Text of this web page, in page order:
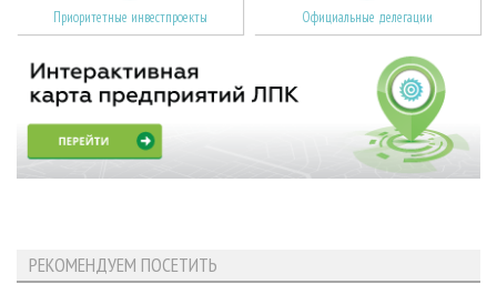
Приоритетные инвестпроекты Официальные делегации
РЕКОМЕНДУЕМ ПОСЕТИТЬ